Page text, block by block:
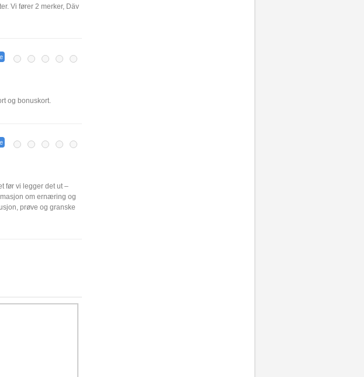
Vi fører 2 merker, Däv
og bonuskort.
før vi legger det ut –
om ernæring og
prøve og granske